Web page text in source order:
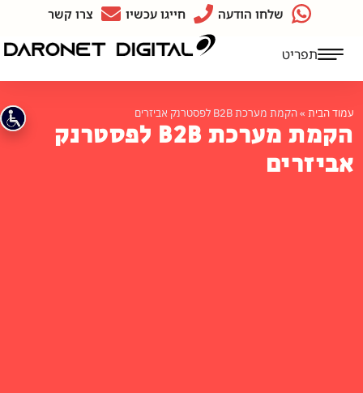
תפריט
שלחו הודעה חייגו עכשיו צרו קשר
עמוד הבית »הקמת מערכת B2B לפסטרנק אביזרים
הקמת מערכת B2B לפסטרנק
אביזרים